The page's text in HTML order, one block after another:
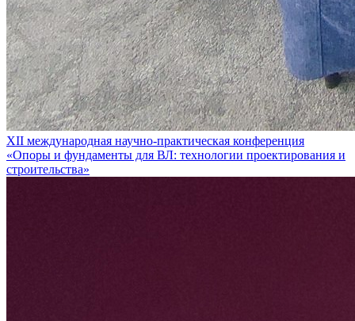
XII международная научно-практическая конференция
«Опоры и фундаменты для ВЛ: технологии проектирования и
строительства»